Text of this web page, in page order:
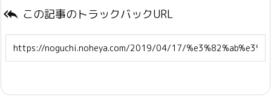
 この記事のトラックバックURL